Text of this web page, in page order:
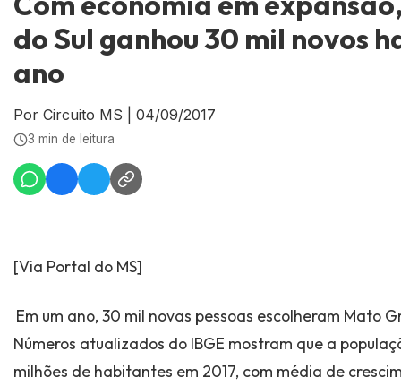
do Sul ganhou 30 mil novos
ano
Por Circuito MS 04/09/2017
3 min de leitura
[Via Portal do MS]
Em um ano, 30 mil novas pessoas escolheram Mato
Números atualizados do IBGE mostram que a
milhões de habitantes em 2017, com média de